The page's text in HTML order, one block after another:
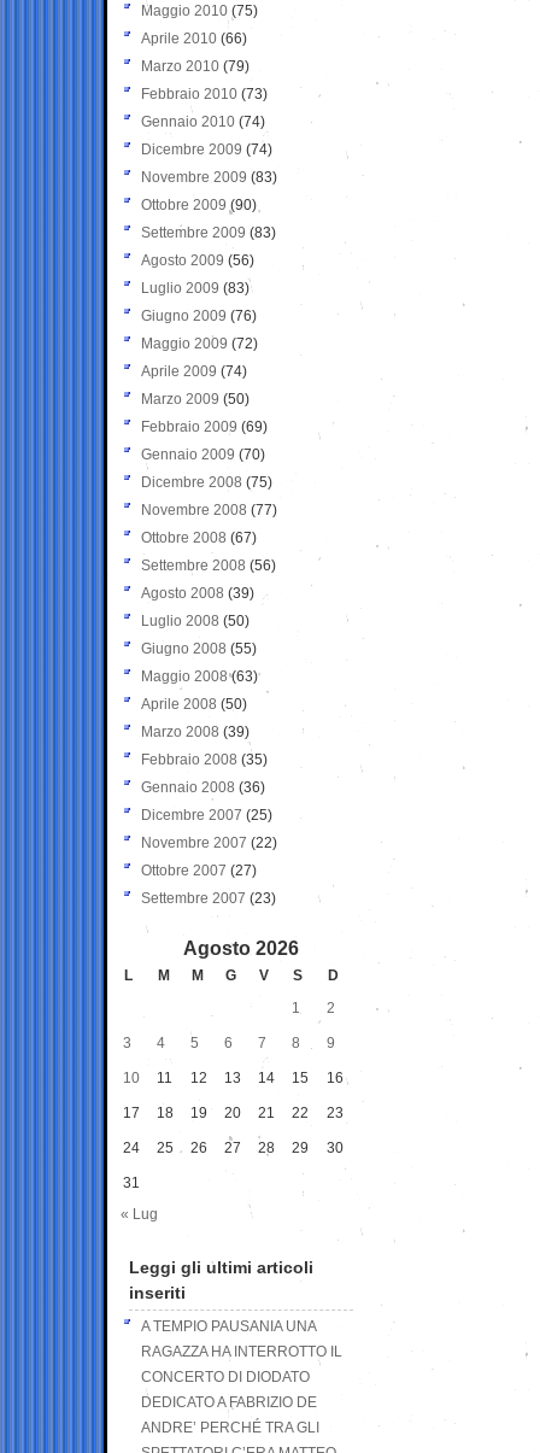
Maggio 2010 (75)
Aprile 2010 (66)
Marzo 2010 (79)
Febbraio 2010 (73)
Gennaio 2010 (74)
Dicembre 2009 (74)
Novembre 2009 (83)
Ottobre 2009 (90)
Settembre 2009 (83)
Agosto 2009 (56)
Luglio 2009 (83)
Giugno 2009 (76)
Maggio 2009 (72)
Aprile 2009 (74)
Marzo 2009 (50)
Febbraio 2009 (69)
Gennaio 2009 (70)
Dicembre 2008 (75)
Novembre 2008 (77)
Ottobre 2008 (67)
Settembre 2008 (56)
Agosto 2008 (39)
Luglio 2008 (50)
Giugno 2008 (55)
Maggio 2008(63)
Aprile 2008 (50)
Marzo 2008 (39)
Febbraio 2008 (35)
Gennaio 2008 (36)
Dicembre 2007 (25)
Novembre 2007 (22)
Ottobre 2007 (27)
Settembre 2007 (23)
Agosto 2026
L M M G V S
D
1
2
3 4 5 6 7 8 9
10 11 12 13 14 15 16
17 18 19 20 21 22 23
24 25 26 27 28 29 30
31
« Lug
Leggi gli ultimi articoli
inseriti
A TEMPIO PAUSANIA UNA
RAGAZZA HA INTERROTTO IL
CONCERTO DI DIODATO
DEDICATO A FABRIZIO DE
ANDRE’ PERCHÉ TRA GLI